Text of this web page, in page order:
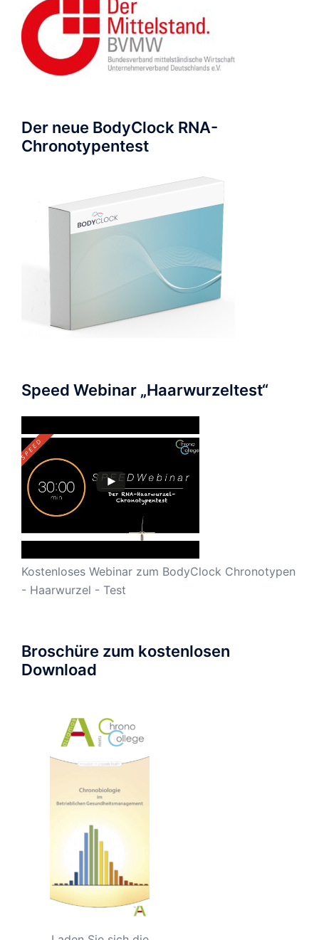
Der neue BodyClock RNA-
Chronotypentest
Speed Webinar „Haarwurzeltest“
Kostenloses Webinar zum BodyClock Chronotypen
- Haarwurzel - Test
Broschüre zum kostenlosen
Download